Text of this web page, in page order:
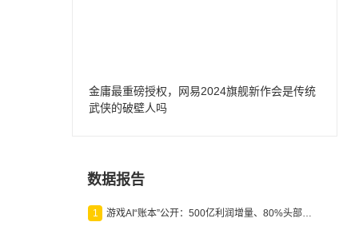
金庸最重磅授权，网易2024旗舰新作会是传统
武侠的破壁人吗
数据报告
1 游戏AI“账本”公开：500亿利润增量、80%头部入局，谁在闷声发财？